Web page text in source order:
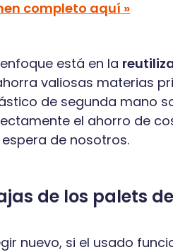
completo aquí »
enfoque está en la
valiosas materias
de segunda mano
el ahorro de
de nosotros.
de los palets
nuevo, si el usado